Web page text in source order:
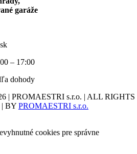
garáže
– 17:00
dohody
| PROMAESTRI s.r.o. | ALL RIGHTS
| BY PROMAESTRI s.r.o.
cookies pre správne